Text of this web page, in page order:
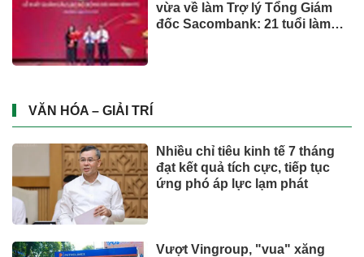
vừa về làm Trợ lý Tổng Giám
đốc Sacombank: 21 tuổi làm
VĂN HÓA – GIẢI TRÍ
Nhiều chỉ tiêu kinh tế 7 tháng
đạt kết quả tích cực, tiếp tục
ứng phó áp lực lạm phát
Vượt Vingroup, "vua" xăng